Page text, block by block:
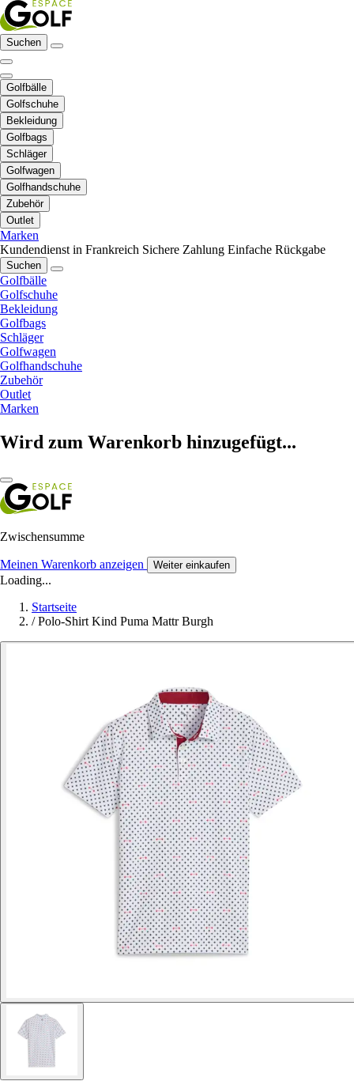
Suchen
Golfbälle
Golfschuhe
Bekleidung
Golfbags
Schläger
Golfwagen
Golfhandschuhe
Zubehör
Outlet
Marken
Kundendienst in Frankreich Sichere Zahlung Einfache Rückgabe
Suchen
Golfbälle
Golfschuhe
Bekleidung
Golfbags
Schläger
Golfwagen
Golfhandschuhe
Zubehör
Outlet
Marken
Wird zum Warenkorb hinzugefügt...
Zwischensumme
Meinen Warenkorb anzeigen Weiter einkaufen
Loading...
Startseite
/ Polo-Shirt Kind Puma Mattr Burgh